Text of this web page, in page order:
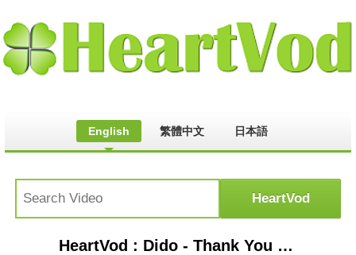
English 繁體中文 日本語
HeartVod : Dido - Thank You (Official Video)